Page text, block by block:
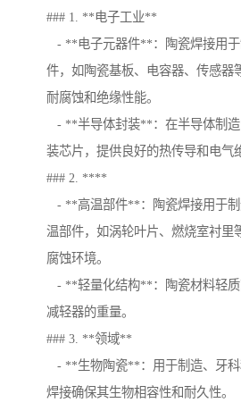
### 1. **电子工业**
- **电子元器件**：陶瓷焊接用
件，如陶瓷基板、电容器、传感器
耐腐蚀和绝缘性能。
- **半导体封装**：在半导体制
装芯片，提供良好的热传导和电气
### 2. ****
- **高温部件**：陶瓷焊接用于
温部件，如涡轮叶片、燃烧室衬里
腐蚀环境。
- **轻量化结构**：陶瓷材料轻
减轻器的重量。
### 3. **领域**
- **生物陶瓷**：用于制造、牙
焊接确保其生物相容性和耐久性。